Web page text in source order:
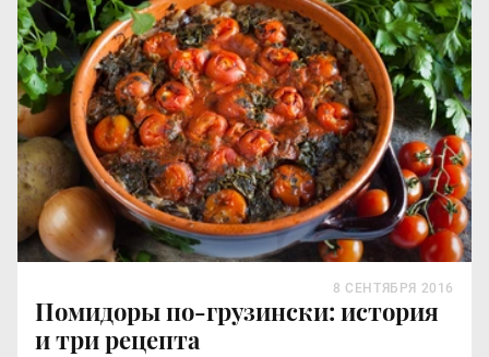
Помидоры по-грузински: история
и три рецепта
8 СЕНТЯБРЯ 2016